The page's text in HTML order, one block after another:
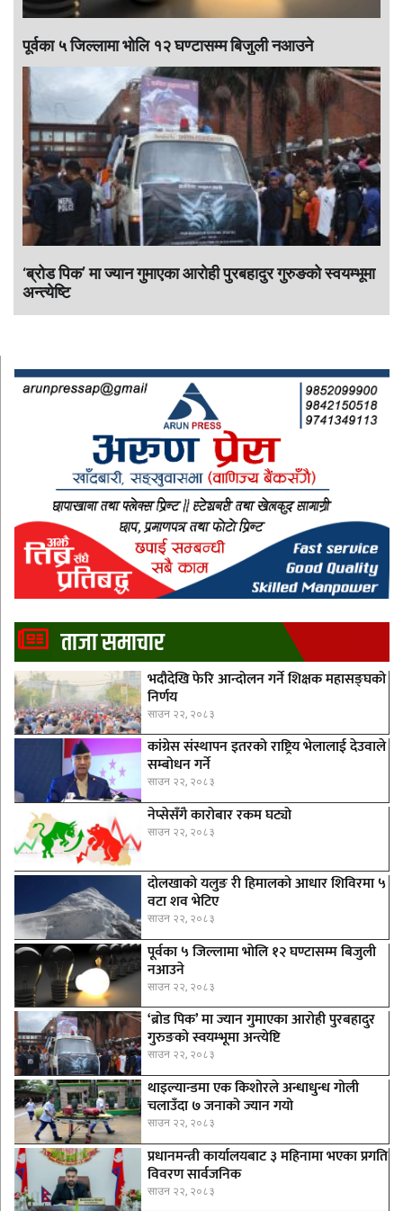
पूर्वका ५ जिल्लामा भाेलि १२ घण्टासम्म बिजुली नआउने
‘ब्रोड पिक’ मा ज्यान गुमाएका आराेही पुरबहादुर गुरुङको स्वयम्भूमा
अन्त्येष्टि
ताजा समाचार
भदौदेखि फेरि आन्दोलन गर्ने शिक्षक महासङ्घको
निर्णय
साउन २२, २०८३
कांग्रेस संस्थापन इतरको राष्ट्रिय भेलालाई देउवाले
सम्बोधन गर्ने
साउन २२, २०८३
नेप्सेसँगै काराेबार रकम घट्याे
साउन २२, २०८३
दोलखाको यलुङ री हिमालको आधार शिविरमा ५
वटा शव भेटिए
साउन २२, २०८३
पूर्वका ५ जिल्लामा भाेलि १२ घण्टासम्म बिजुली
नआउने
साउन २२, २०८३
‘ब्रोड पिक’ मा ज्यान गुमाएका आराेही पुरबहादुर
गुरुङको स्वयम्भूमा अन्त्येष्टि
साउन २२, २०८३
थाइल्यान्डमा एक किशोरले अन्धाधुन्ध गोली
चलाउँदा ७ जनाको ज्यान गयो
साउन २२, २०८३
प्रधानमन्त्री कार्यालयबाट ३ महिनामा भएका प्रगति
विवरण सार्वजनिक
साउन २२, २०८३